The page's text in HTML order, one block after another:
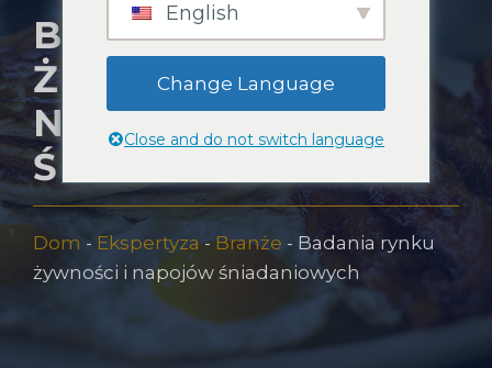
BADANIA RYNKU
ŻYWNOŚCI I
NAPOJÓW
ŚNIADANIOWYCH
Dom - Ekspertyza-Branże - Badania rynku
żywności i napojów śniadaniowych
English
Change Language
Close and do not switch language